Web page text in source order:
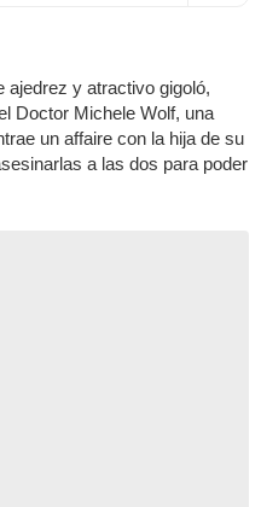
ajedrez y atractivo gigoló,
Doctor Michele Wolf, una
un affaire con la hija de su
a las dos para poder